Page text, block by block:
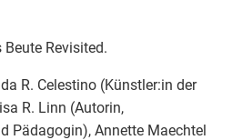
Revisited.
R. Celestino (Künstler:in der
R. Linn (Autorin,
Pädagogin), Annette Maechtel